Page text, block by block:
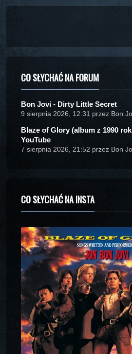
CO SŁYCHAĆ NA FORUM
Bon Jovi - Dirty Little Secret
9 sierpnia 2026, 12:31 przez Bon
Blaze of Glory (album z 1990
YouTube
7 sierpnia 2026, 21:52 przez Bon
CO SŁYCHAĆ NA INSTA